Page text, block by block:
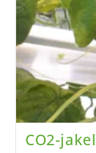
CO2-